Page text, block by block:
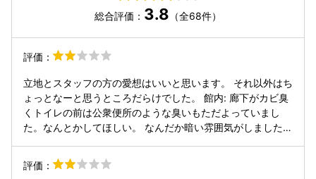
総合評価： 3.8 （全68件）
評価：
立地とスタッフの方の愛想はいいと思います。 それ以外はち
ょっとなーと思うところだらけでした。 館内: 廊下がカビ臭
くトイレの前は公衆便所のような臭いもただよっていまし
た。なんとかしてほしい。 なんだか暗い雰囲気がしました。
色々方法はあると思います。共有スペースも廊下と繋がって
いるので臭いし暗いし誰も使ってなかった…。 何にしても臭
評価：